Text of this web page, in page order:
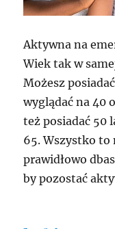
Aktywna na
Wiek tak w
Możesz
wyglądać na 40
też posiadać 50
65. Wszystko to
prawidłowo
by pozostać